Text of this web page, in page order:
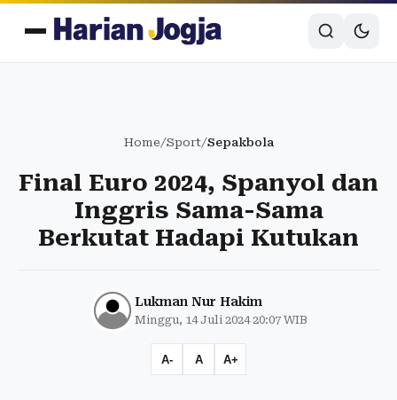
Home/Sport/Sepakbola
Final Euro 2024, Spanyol dan
Inggris Sama-Sama
Berkutat Hadapi Kutukan
Lukman Nur Hakim
Minggu, 14 Juli 2024 20:07 WIB
A- A A+